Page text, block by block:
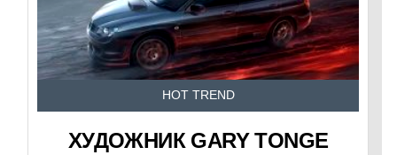
HOT TREND
ХУДОЖНИК GARY TONGE